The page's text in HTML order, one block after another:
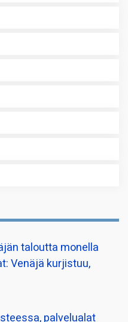
taloutta monella
Venäjä kurjistuu,
palvelualat